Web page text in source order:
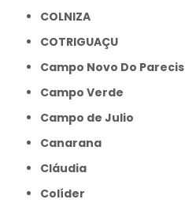
COLNIZA
COTRIGUAÇU
Campo Novo Do Parecis
Campo Verde
Campo de Julio
Canarana
Cláudia
Colíder